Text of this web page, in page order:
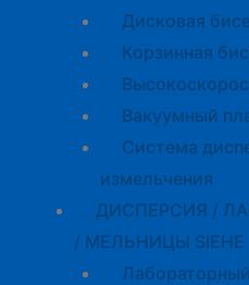
Дисковая
Корзинная
Вакуумный
Система
измельчения
ДИСПЕРСИЯ /
/ МЕЛЬНИЦЫ SIEHE